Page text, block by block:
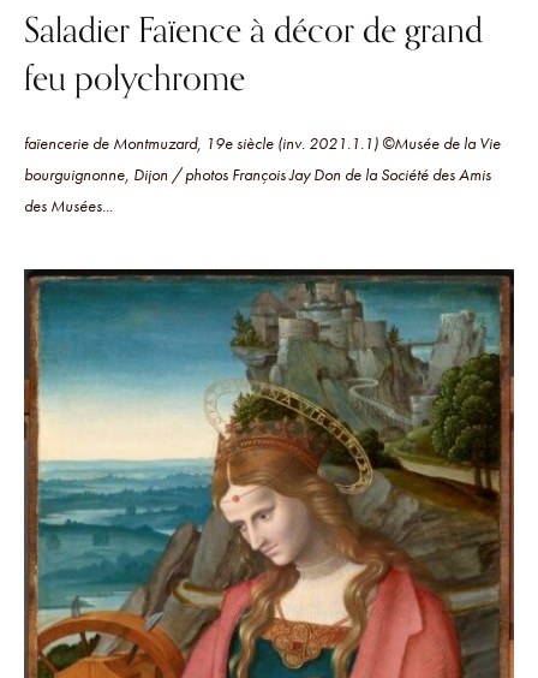
Saladier Faïence à décor de grand
feu polychrome
faïencerie de Montmuzard, 19e siècle (inv. 2021.1.1) ©Musée de la Vie
bourguignonne, Dijon / photos François Jay Don de la Société des Amis
des Musées...